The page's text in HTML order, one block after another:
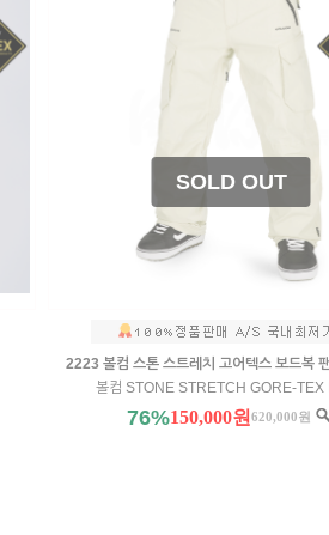
2223 볼컴 스톤 스트레치 고어텍스 보드복
볼컴 STONE STRETCH GORE-TEX
76%150,000원 620,000원